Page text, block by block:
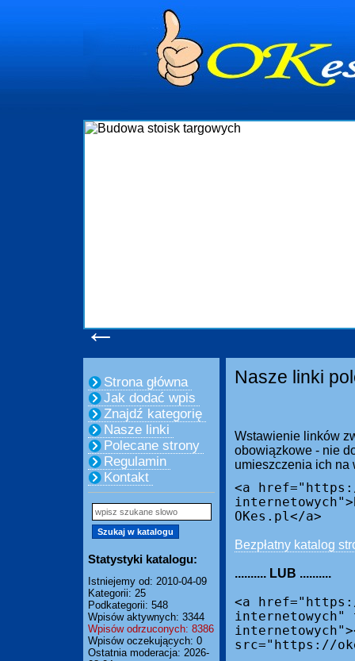
←
Strona główna
Jak dodać wpis
Znajdź kategorię
Nasze linki
Polecane strony
Regulamin
Kontakt
Statystyki katalogu:
Istniejemy od: 2010-04-09
Kategorii: 25
Podkategorii: 548
Wpisów aktywnych: 3344
Wpisów odrzuconych: 8386
Wpisów oczekujących: 0
Ostatnia moderacja: 2026-
Nasze linki
Wstawienie linków
obowiązkowe - nie
umieszczenia ich na
<a
OKes.pl</a>
Bezpłatny katalog
.......... LUB ..........
<a
internetowych"
src="https://